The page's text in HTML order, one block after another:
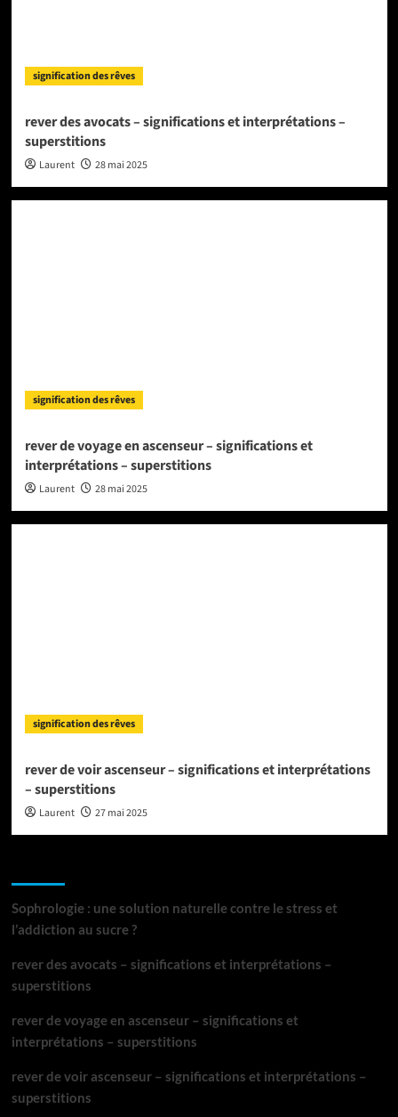
signification des rêves
rever des avocats – significations et interprétations –
superstitions
Laurent 28 mai 2025
signification des rêves
rever de voyage en ascenseur – significations et
interprétations – superstitions
Laurent 28 mai 2025
signification des rêves
rever de voir ascenseur – significations et interprétations
– superstitions
Laurent 27 mai 2025
Sophrologie : une solution naturelle contre le stress et
l’addiction au sucre ?
rever des avocats – significations et interprétations –
superstitions
rever de voyage en ascenseur – significations et
interprétations – superstitions
rever de voir ascenseur – significations et interprétations –
superstitions